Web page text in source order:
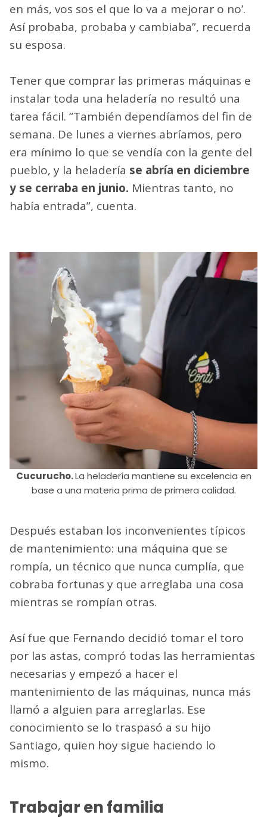
en más, vos sos el que lo va a mejorar o no’.
Así probaba, probaba y cambiaba”, recuerda
su esposa.
Tener que comprar las primeras máquinas e
instalar toda una heladería no resultó una
tarea fácil. “También dependíamos del fin de
semana. De lunes a viernes abríamos, pero
era mínimo lo que se vendía con la gente del
pueblo, y la heladería se abría en diciembre
y se cerraba en junio. Mientras tanto, no
había entrada”, cuenta.
Cucurucho.La heladería mantiene su excelencia en
base a una materia prima de primera calidad.
Después estaban los inconvenientes típicos
de mantenimiento: una máquina que se
rompía, un técnico que nunca cumplía, que
cobraba fortunas y que arreglaba una cosa
mientras se rompían otras.
Así fue que Fernando decidió tomar el toro
por las astas, compró todas las herramientas
necesarias y empezó a hacer el
mantenimiento de las máquinas, nunca más
llamó a alguien para arreglarlas. Ese
conocimiento se lo traspasó a su hijo
Santiago, quien hoy sigue haciendo lo
mismo.
Trabajar en familia